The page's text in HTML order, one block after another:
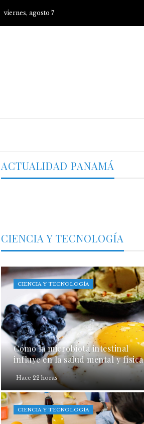
viernes, agosto 7
ACTUALIDAD PANAMÁ
CIENCIA Y TECNOLOGÍA
CIENCIA Y TECNOLOGÍA
Cómo la microbiota intestinal
influye en la salud mental y física
Hace 22 horas
CIENCIA Y TECNOLOGÍA